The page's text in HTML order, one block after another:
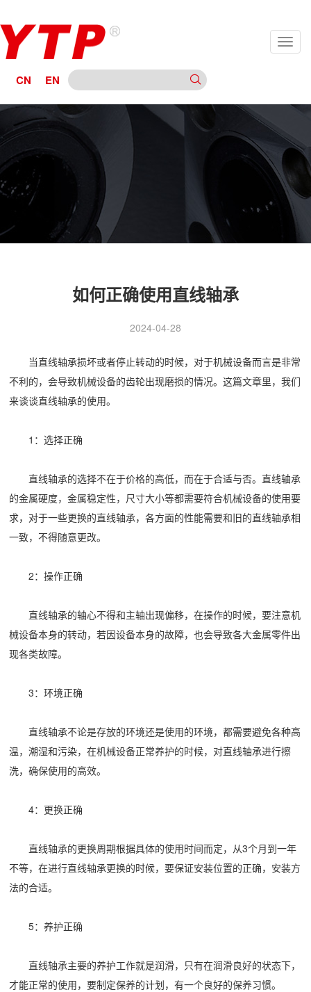
CN EN
如何正确使用直线轴承
2024-04-28
当直线轴承损坏或者停止转动的时候，对于机械设备而言是非常
不利的，会导致机械设备的齿轮出现磨损的情况。这篇文章里，我们
来谈谈直线轴承的使用。
1：选择正确
直线轴承的选择不在于价格的高低，而在于合适与否。直线轴承
的金属硬度，金属稳定性，尺寸大小等都需要符合机械设备的使用要
求，对于一些更换的直线轴承，各方面的性能需要和旧的直线轴承相
一致，不得随意更改。
2：操作正确
直线轴承的轴心不得和主轴出现偏移，在操作的时候，要注意机
械设备本身的转动，若因设备本身的故障，也会导致各大金属零件出
现各类故障。
3：环境正确
直线轴承不论是存放的环境还是使用的环境，都需要避免各种高
温，潮湿和污染，在机械设备正常养护的时候，对直线轴承进行擦
洗，确保使用的高效。
4：更换正确
直线轴承的更换周期根据具体的使用时间而定，从3个月到一年
不等，在进行直线轴承更换的时候，要保证安装位置的正确，安装方
法的合适。
5：养护正确
直线轴承主要的养护工作就是润滑，只有在润滑良好的状态下，
才能正常的使用，要制定保养的计划，有一个良好的保养习惯。